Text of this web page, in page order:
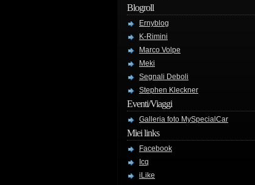
Blogroll
Ernyblog
K-Rimini
Marco Volpe
Meki
Segnali Deboli
Stephen Kleckner
Eventi/Viaggi
Galleria foto MySpecialCar
Miei links
Facebook
Icq
iLike